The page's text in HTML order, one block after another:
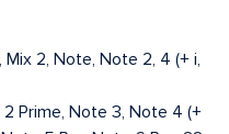
Mix 2, Note, Note 2, 4 (+ i,
2 Prime, Note 3, Note 4 (+